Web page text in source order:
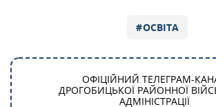
ОСВІТА
ОФІЦІЙНИЙ ТЕЛЕГРАМ-
ДРОГОБИЦЬКОЇ РАЙОННОЇ
АДМІНІСТРАЦІЇ